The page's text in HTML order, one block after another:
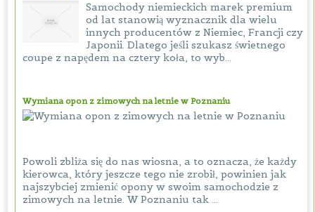
Samochody niemieckich marek premium
od lat stanowią wyznacznik dla wielu
innych producentów z Niemiec, Francji czy
Japonii. Dlatego jeśli szukasz świetnego
coupe z napędem na cztery koła, to wyb...
Wymiana opon z zimowych na letnie w Poznaniu
Powoli zbliża się do nas wiosna, a to oznacza, że każdy
kierowca, który jeszcze tego nie zrobił, powinien jak
najszybciej zmienić opony w swoim samochodzie z
zimowych na letnie. W Poznaniu tak ...